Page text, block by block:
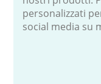
personalizzati
social media su